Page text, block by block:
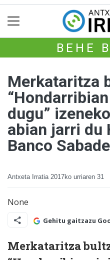
BEHE
Merkataritza
dugu”
abian jarri du
Banco
Antxeta Irratia 2017ko urriaren 31
None
Gehitu gaitzazu
Merkataritza